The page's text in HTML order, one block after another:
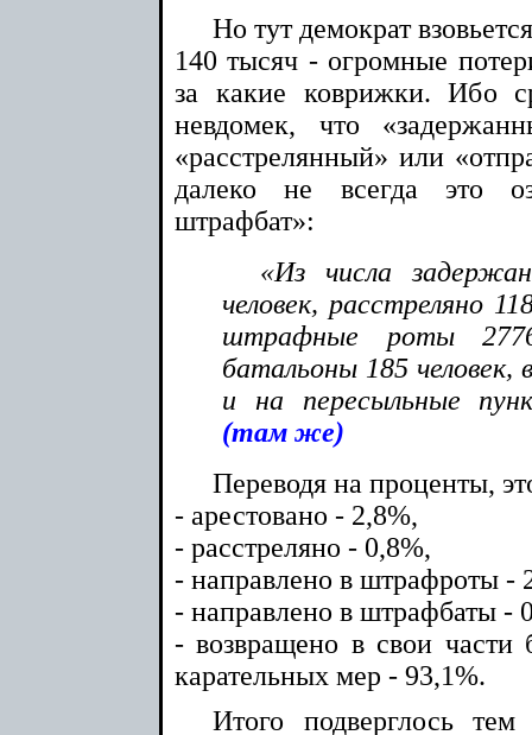
Но тут демократ
140 тысяч - огромные
за какие коврижки. Ибо
невдомек, что
«расстрелянный» или
далеко не всегда это
штрафбат»:
«Из числа
человек, расстреляно
штрафные роты
батальоны 185 человек,
и на пересыльные
(там же)
Переводя на проценты,
- арестовано - 2,8%,
- расстреляно - 0,8%,
- направлено в штрафроты -
- направлено в штрафбаты -
- возвращено в свои части
карательных мер - 93,1%.
Итого подверглось